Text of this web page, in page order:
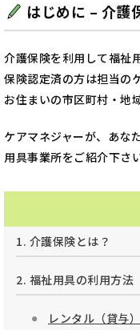
はじめに – 介護
介護保険を利用して福祉
保険認定済の方は担当の
お住まいの市区町村・地
ケアマネジャーが、あな
用具事業所をご紹介下さい
1. 介護保険とは？
2. 福祉用具の利用方法
レンタル（貸与）